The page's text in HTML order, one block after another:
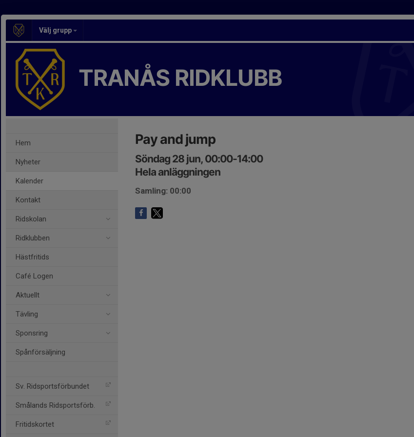
Välj grupp
TRANÅS RIDKLUBB
Hem
Nyheter
Kalender
Kontakt
Ridskolan
Ridklubben
Hästfritids
Café Logen
Aktuellt
Tävling
Sponsring
Spånförsäljning
Sv. Ridsportsförbundet
Smålands Ridsportsförb.
Fritidskortet
Pay and jump
Söndag 28 jun, 00:00-14:00
Hela anläggningen
Samling: 00:00